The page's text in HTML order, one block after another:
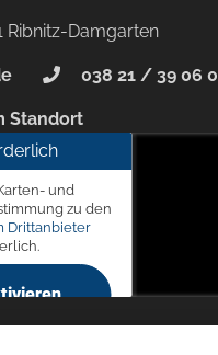
Ribnitz-Damgarten
038 21 / 39 06 0
Standort
und
zu den
Drittanbieter